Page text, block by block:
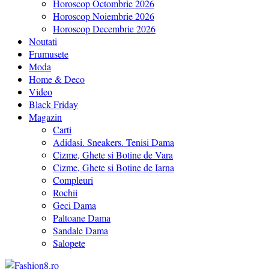
Horoscop Octombrie 2026
Horoscop Noiembrie 2026
Horoscop Decembrie 2026
Noutati
Frumusete
Moda
Home & Deco
Video
Black Friday
Magazin
Carti
Adidasi. Sneakers. Tenisi Dama
Cizme, Ghete si Botine de Vara
Cizme, Ghete si Botine de Iarna
Compleuri
Rochii
Geci Dama
Paltoane Dama
Sandale Dama
Salopete